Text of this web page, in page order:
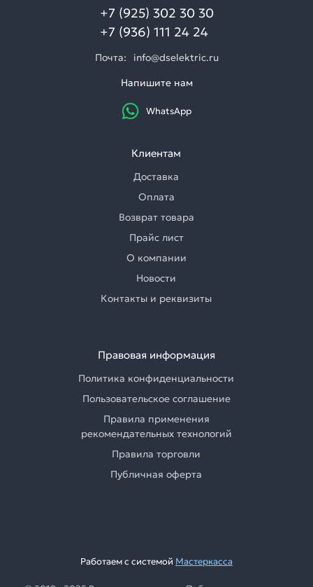
+7 (925) 302 30 30
+7 (936) 111 24 24
Почта:
info@dselektric.ru
Напишите нам
WhatsApp
Клиентам
Доставка
Оплата
Возврат товара
Прайс лист
О компании
Новости
Контакты и реквизиты
Правовая информация
Политика конфиденциальности
Пользовательское соглашение
Правила применения
рекомендательных технологий
Правила торговли
Публичная оферта
Работаем с системой Мастеркасса